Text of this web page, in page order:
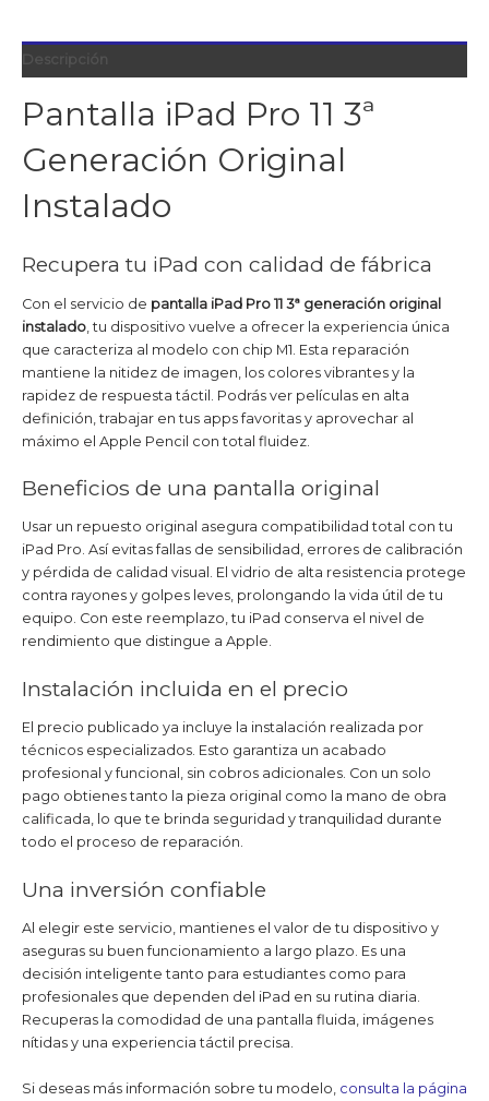
Descripción
Pantalla iPad Pro 11 3ª
Generación Original
Instalado
Recupera tu iPad con calidad de fábrica
Con el servicio de pantalla iPad Pro 11 3ª generación original
instalado , tu dispositivo vuelve a ofrecer la experiencia única
que caracteriza al modelo con chip M1. Esta reparación
mantiene la nitidez de imagen, los colores vibrantes y la
rapidez de respuesta táctil. Podrás ver películas en alta
definición, trabajar en tus apps favoritas y aprovechar al
máximo el Apple Pencil con total fluidez.
Beneficios de una pantalla original
Usar un repuesto original asegura compatibilidad total con tu
iPad Pro. Así evitas fallas de sensibilidad, errores de calibración
y pérdida de calidad visual. El vidrio de alta resistencia protege
contra rayones y golpes leves, prolongando la vida útil de tu
equipo. Con este reemplazo, tu iPad conserva el nivel de
rendimiento que distingue a Apple.
Instalación incluida en el precio
El precio publicado ya incluye la instalación realizada por
técnicos especializados. Esto garantiza un acabado
profesional y funcional, sin cobros adicionales. Con un solo
pago obtienes tanto la pieza original como la mano de obra
calificada, lo que te brinda seguridad y tranquilidad durante
todo el proceso de reparación.
Una inversión confiable
Al elegir este servicio, mantienes el valor de tu dispositivo y
aseguras su buen funcionamiento a largo plazo. Es una
decisión inteligente tanto para estudiantes como para
profesionales que dependen del iPad en su rutina diaria.
Recuperas la comodidad de una pantalla fluida, imágenes
nítidas y una experiencia táctil precisa.
Si deseas más información sobre tu modelo, consulta la página